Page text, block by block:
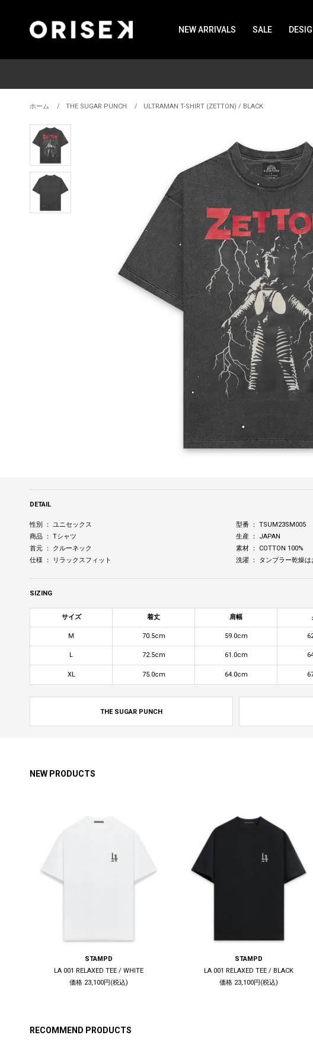
NEW ARRIVALS SALE
ホーム THE SUGAR PUNCH ULTRAMAN T-SHIRT (ZETTON) / BLACK
DETAIL
性別 ： ユニセックス
商品 ： Tシャツ
首元 ： クルーネック
仕様 ： リラックスフィット
型番 ： TSUM23SM005
生産 ： JAPAN
素材 ： COTTON 100%
洗濯 ： タンブラー乾燥は
SIZING
サイズ 着丈 肩幅
M 70.5cm 59.0cm
L 72.5cm 61.0cm
XL 75.0cm 64.0cm
THE SUGAR PUNCH
NEW PRODUCTS
STAMPD
LA 001 RELAXED TEE / WHITE
価格 23,100円(税込)
STAMPD
LA 001 RELAXED TEE / BLACK
価格 23,100円(税込)
RECOMMEND PRODUCTS